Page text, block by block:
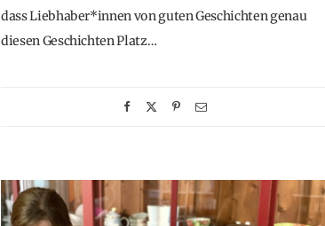
dass Liebhaber*innen von guten Geschichten genau
diesen Geschichten Platz…